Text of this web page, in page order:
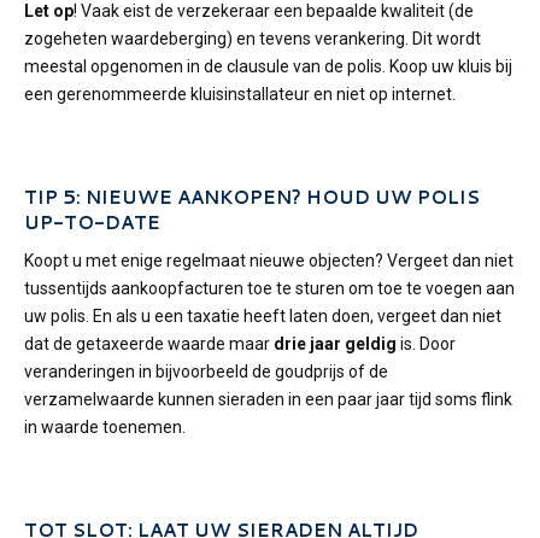
Let op! Vaak eist de verzekeraar een bepaalde kwaliteit (de
zogeheten waardeberging) en tevens verankering. Dit wordt
meestal opgenomen in de clausule van de polis. Koop uw kluis bij
een gerenommeerde kluisinstallateur en niet op internet.
TIP 5: NIEUWE AANKOPEN? HOUD UW POLIS
UP-TO-DATE
Koopt u met enige regelmaat nieuwe objecten? Vergeet dan niet
tussentijds aankoopfacturen toe te sturen om toe te voegen aan
uw polis. En als u een taxatie heeft laten doen, vergeet dan niet
dat de getaxeerde waarde maar drie jaar geldig is. Door
veranderingen in bijvoorbeeld de goudprijs of de
verzamelwaarde kunnen sieraden in een paar jaar tijd soms flink
in waarde toenemen.
TOT SLOT: LAAT UW SIERADEN ALTIJD